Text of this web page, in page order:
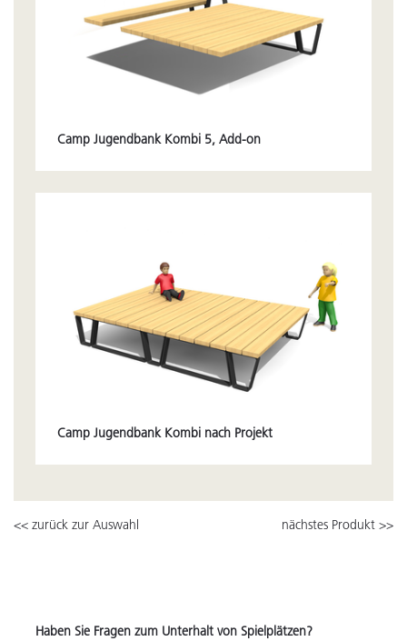
Camp Jugendbank Kombi 5, Add-on
Camp Jugendbank Kombi nach Projekt
<< zurück zur Auswahl nächstes Produkt >>
Haben Sie Fragen zum Unterhalt von Spielplätzen?